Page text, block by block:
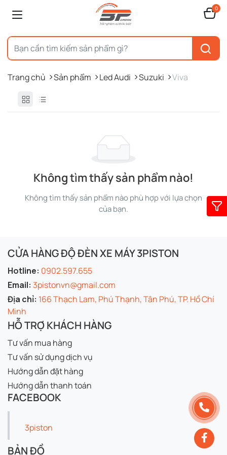
0
Trang chủ Sản phẩm Led Audi Suzuki Viva
Không tìm thấy sản phẩm nào!
Không tìm thấy sản phẩm nào phù hợp với lựa chọn
của bạn.
CỬA HÀNG ĐỘ ĐÈN XE MÁY 3PISTON
Hotline: 0902.597.655
Email: 3pistonvn@gmail.com
Địa chỉ: 166 Thạch Lam, Phú Thạnh, Tân Phú, TP. Hồ Chí
Minh
HỖ TRỢ KHÁCH HÀNG
Tư vấn mua hàng
Tư vấn sử dụng dịch vụ
Hướng dẫn đặt hàng
Hướng dẫn thanh toán
FACEBOOK
3piston
BẢN ĐỒ